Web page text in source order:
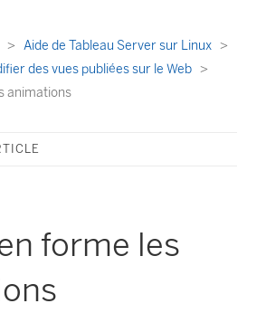
Aide de Tableau Server sur Linux
des vues publiées sur le Web
animations
forme les